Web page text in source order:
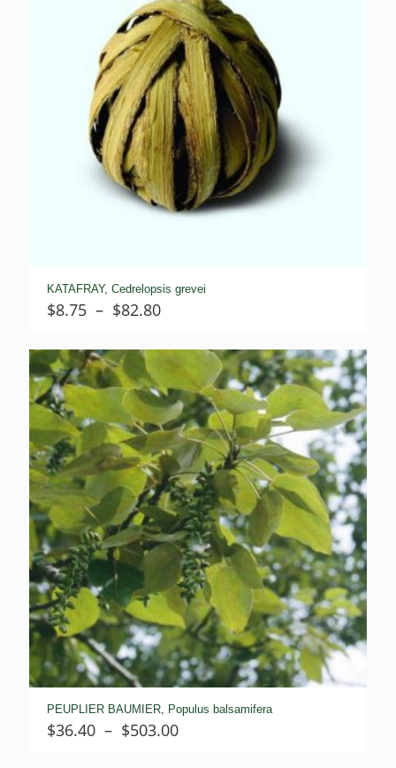
KATAFRAY, Cedrelopsis grevei
$8.75 – $82.80Plage
$8.75
$82.80
PEUPLIER BAUMIER, Populus balsamifera
$36.40 – $503.00Plage